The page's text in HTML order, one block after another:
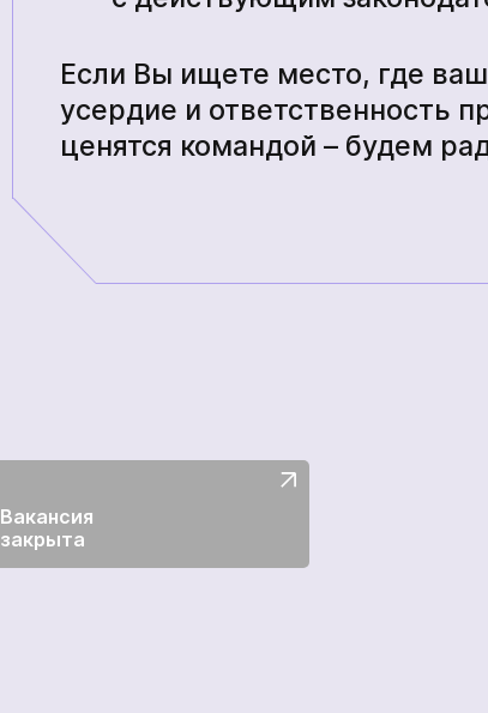
Если Вы ищете место, где
усердие и ответственность
ценятся командой – будем
Вакансия
закрыта